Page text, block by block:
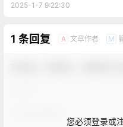
2025-1-7 9:22:30
1 条回复 A 文章作者 M
您必须登录或